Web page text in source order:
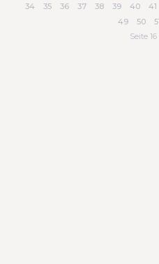
34 35 36 37 38 39 40 41
49
50
Seite